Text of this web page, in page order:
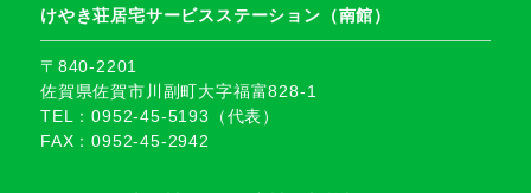
けやき荘居宅サービスステーション（南館）
〒840-2201
佐賀県佐賀市川副町大字福富828-1
TEL：0952-45-5193（代表）
FAX：0952-45-2942